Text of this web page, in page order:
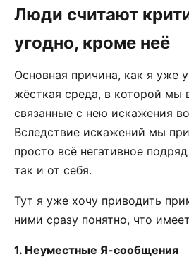
Люди считают
угодно, кроме неё
Основная причина, как я уже
жёсткая среда, в которой мы
связанные с нею искажения
Вследствие искажений мы
просто всё негативное
так и от себя.
Тут я уже хочу приводить
ними сразу понятно, что
1. Неуместные Я-сообщения